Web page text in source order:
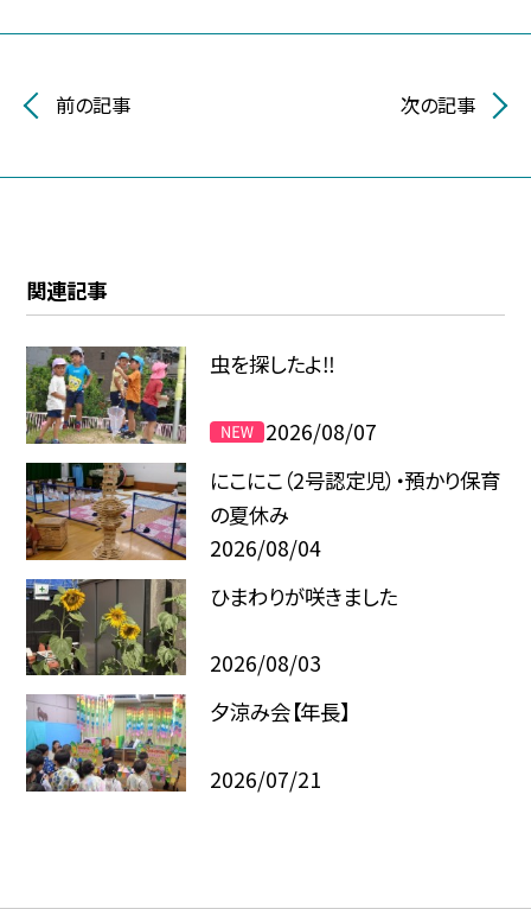
前の記事 次の記事
関連記事
虫を探したよ‼
2026/08/07
にこにこ（2号認定児）・預かり保育
の夏休み
2026/08/04
ひまわりが咲きました
2026/08/03
夕涼み会【年長】
2026/07/21